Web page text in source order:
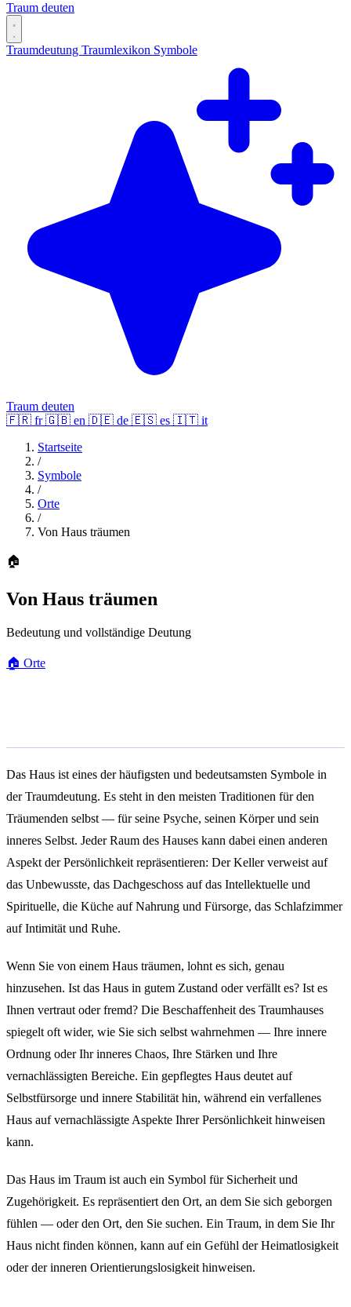
Traum deuten
Traumdeutung Traumlexikon Symbole
Traum deuten
🇫🇷 fr 🇬🇧 en 🇩🇪 de 🇪🇸 es 🇮🇹 it
Startseite
/
Symbole
/
Orte
/
Von Haus träumen
🏠
Von Haus träumen
Bedeutung und vollständige Deutung
🏠 Orte
Das Haus ist eines der häufigsten und bedeutsamsten Symbole in
der Traumdeutung. Es steht in den meisten Traditionen für den
Träumenden selbst — für seine Psyche, seinen Körper und sein
inneres Selbst. Jeder Raum des Hauses kann dabei einen anderen
Aspekt der Persönlichkeit repräsentieren: Der Keller verweist auf
das Unbewusste, das Dachgeschoss auf das Intellektuelle und
Spirituelle, die Küche auf Nahrung und Fürsorge, das Schlafzimmer
auf Intimität und Ruhe.
Wenn Sie von einem Haus träumen, lohnt es sich, genau
hinzusehen. Ist das Haus in gutem Zustand oder verfällt es? Ist es
Ihnen vertraut oder fremd? Die Beschaffenheit des Traumhauses
spiegelt oft wider, wie Sie sich selbst wahrnehmen — Ihre innere
Ordnung oder Ihr inneres Chaos, Ihre Stärken und Ihre
vernachlässigten Bereiche. Ein gepflegtes Haus deutet auf
Selbstfürsorge und innere Stabilität hin, während ein verfallenes
Haus auf vernachlässigte Aspekte Ihrer Persönlichkeit hinweisen
kann.
Das Haus im Traum ist auch ein Symbol für Sicherheit und
Zugehörigkeit. Es repräsentiert den Ort, an dem Sie sich geborgen
fühlen — oder den Ort, den Sie suchen. Ein Traum, in dem Sie Ihr
Haus nicht finden können, kann auf ein Gefühl der Heimatlosigkeit
oder der inneren Orientierungslosigkeit hinweisen.